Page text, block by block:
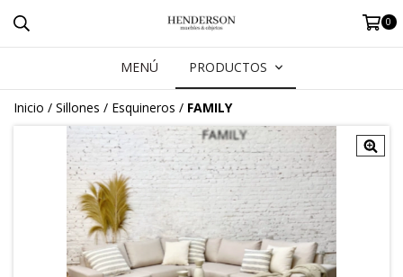
0
MENÚ PRODUCTOS
Inicio / Sillones / Esquineros / FAMILY